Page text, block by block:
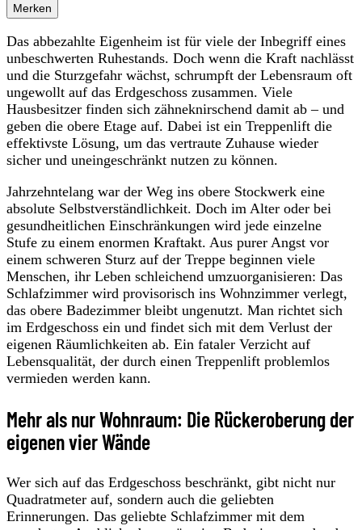
Merken
Das abbezahlte Eigenheim ist für viele der Inbegriff eines
unbeschwerten Ruhestands. Doch wenn die Kraft nachlässt
und die Sturzgefahr wächst, schrumpft der Lebensraum oft
ungewollt auf das Erdgeschoss zusammen. Viele
Hausbesitzer finden sich zähneknirschend damit ab – und
geben die obere Etage auf. Dabei ist ein Treppenlift die
effektivste Lösung, um das vertraute Zuhause wieder
sicher und uneingeschränkt nutzen zu können.
Jahrzehntelang war der Weg ins obere Stockwerk eine
absolute Selbstverständlichkeit. Doch im Alter oder bei
gesundheitlichen Einschränkungen wird jede einzelne
Stufe zu einem enormen Kraftakt. Aus purer Angst vor
einem schweren Sturz auf der Treppe beginnen viele
Menschen, ihr Leben schleichend umzuorganisieren: Das
Schlafzimmer wird provisorisch ins Wohnzimmer verlegt,
das obere Badezimmer bleibt ungenutzt. Man richtet sich
im Erdgeschoss ein und findet sich mit dem Verlust der
eigenen Räumlichkeiten ab. Ein fataler Verzicht auf
Lebensqualität, der durch einen Treppenlift problemlos
vermieden werden kann.
Mehr als nur Wohnraum: Die Rückeroberung der
eigenen vier Wände
Wer sich auf das Erdgeschoss beschränkt, gibt nicht nur
Quadratmeter auf, sondern auch die geliebten
Erinnerungen. Das geliebte Schlafzimmer mit dem